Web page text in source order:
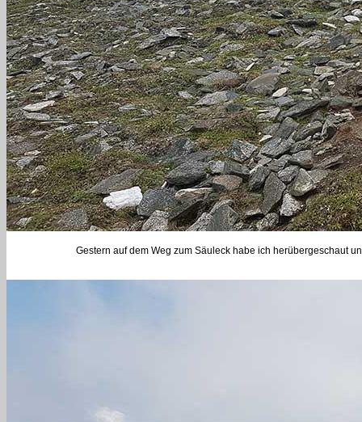
Gestern auf dem Weg zum Säuleck habe ich herübergeschaut